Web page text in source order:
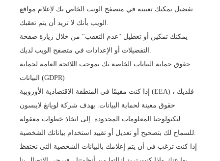
تفضيل يمكنك تعيينه في متصفح الويب الخاص بك لإعلام مواقع
الويب بأنك لا تريد أن يتم تعقبك.
يمكنك تمكين أو تعطيل "عدم التعقب" من خلال زيارة صفحة
التفضيلات أو الإعدادات في متصفح الويب لديك.
حقوق حماية البيانات الخاصة بك بموجب اللائحة العامة لحماية
البيانات (GDPR)
إذا كنت مقيمًا في المنطقة الاقتصادية الأوروبية (EEA) ، فلديك
حقوق معينة لحماية البيانات. يهدف شركة لويانغ لايبسون
لتكنولوجيا المعلومات المحدودة. إلى اتخاذ خطوات معقولة
للسماح لك بتصحيح أو تعديل أو تقييد استخدام بياناتك الشخصية.
إذا كنت ترغب في أن يتم إعلامك بالبيانات الشخصية التي نحتفظ